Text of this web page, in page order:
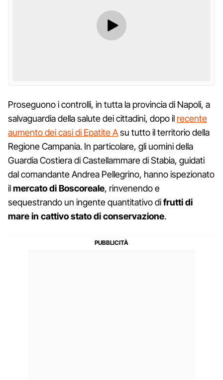
Proseguono i controlli, in tutta la provincia di Napoli, a
salvaguardia della salute dei cittadini, dopo il recente
aumento dei casi di Epatite Asu tutto il territorio della
Regione Campania. In particolare, gli uomini della
Guardia Costiera di Castellammare di Stabia, guidati
dal comandante Andrea Pellegrino, hanno ispezionato
ilmercato di Boscoreale, rinvenendo e
sequestrando un ingente quantitativo difrutti di
mare in cattivo stato di conservazione.